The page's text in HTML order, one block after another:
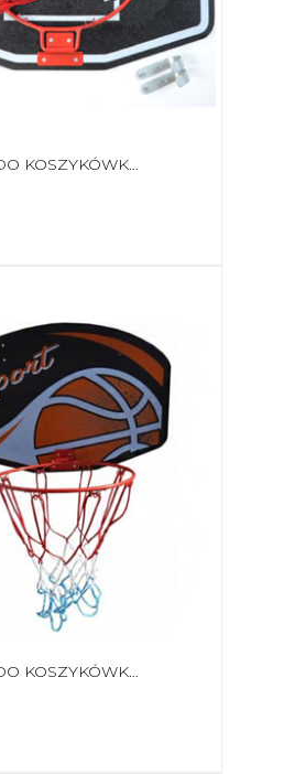
TABLICA DO KOSZYKÓWKI MAŁA KIMET STREET BALL BIAŁA
TABLICA DO KOSZYKÓWKI MAŁA KIMET ORANGE BALL